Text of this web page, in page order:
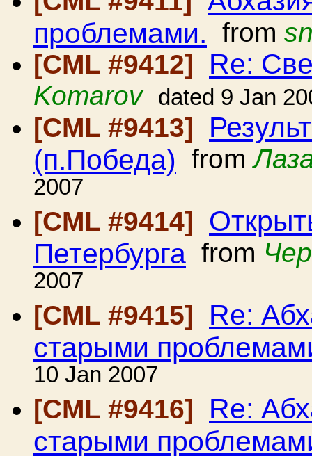
проблемами. from
[CML #9412]
Re:
Komarov dated 9 Jan
[CML #9413]
(п.Победа) from
2007
[CML #9414]
Петербурга from
2007
[CML #9415]
Re:
старыми
10 Jan 2007
[CML #9416]
Re:
старыми